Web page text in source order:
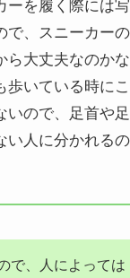
ーを履く際には
で、スニーカー
ら大丈夫なのか
歩いている時に
いので、足首や
い人に分かれる
で、人によっては